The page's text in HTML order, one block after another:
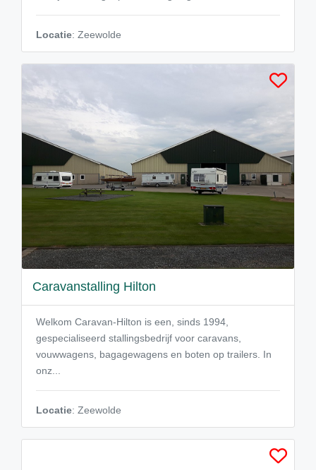
Locatie: Zeewolde
Caravanstalling Hilton
Welkom Caravan-Hilton is een, sinds 1994,
gespecialiseerd stallingsbedrijf voor caravans,
vouwwagens, bagagewagens en boten op trailers. In
onz...
Locatie: Zeewolde